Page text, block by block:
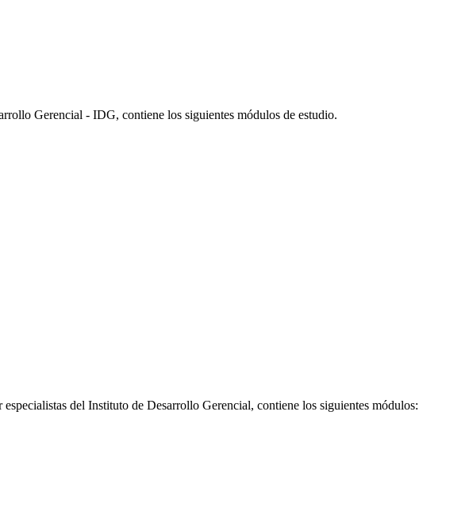
Gerencial - IDG, contiene los siguientes módulos de estudio.
especialistas del Instituto de Desarrollo Gerencial, contiene los siguientes módulos: